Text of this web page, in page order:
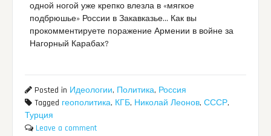
одной ногой уже крепко влезла в «мягкое
подбрюшье» России в Закавказье… Как вы
прокомментируете поражение Армении в войне за
Нагорный Карабах?
Posted in Идеологии, Политика, Россия
Tagged геополитика, КГБ, Николай Леонов,СССР,
Турция
Leave a comment